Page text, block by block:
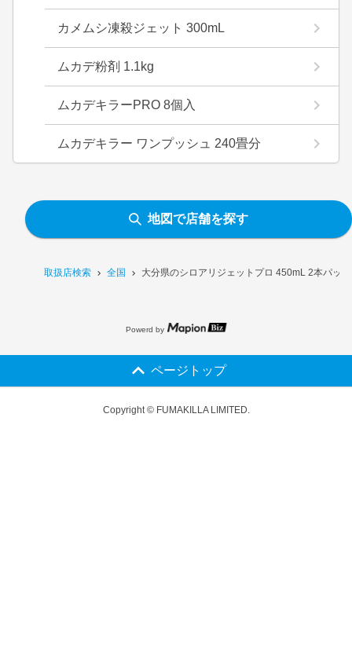
取扱店検索 全国 大分県のシロアリジェットプロ 450mL 2本パッ
カメムシ凍殺ジェット 300mL
ムカデ粉剤 1.1kg
ムカデキラーPRO 8個入
ムカデキラー ワンプッシュ 240畳分
地図で店舗を探す
Powerd by
ページトップ
Copyright © FUMAKILLA LIMITED.